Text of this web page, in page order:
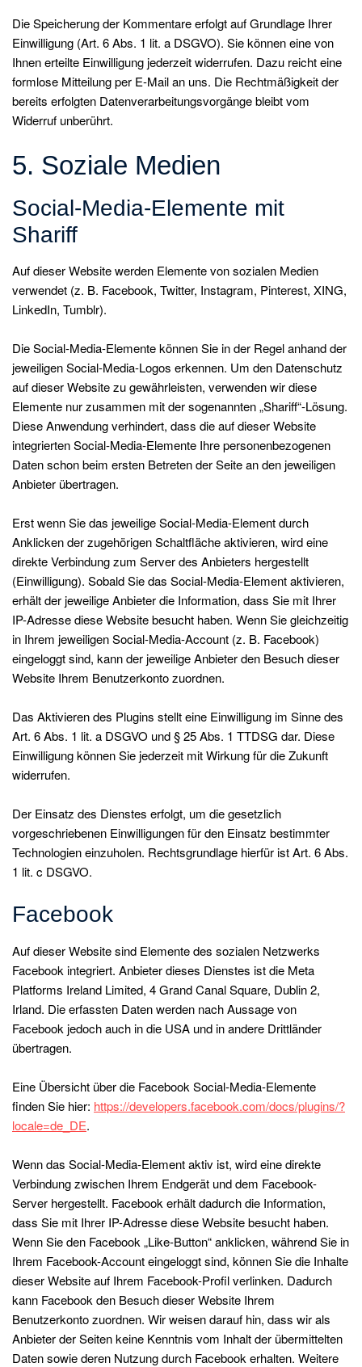
Die Speicherung der Kommentare erfolgt auf Grundlage Ihrer
Einwilligung (Art. 6 Abs. 1 lit. a DSGVO). Sie können eine von
Ihnen erteilte Einwilligung jederzeit widerrufen. Dazu reicht eine
formlose Mitteilung per E-Mail an uns. Die Rechtmäßigkeit der
bereits erfolgten Datenverarbeitungsvorgänge bleibt vom
Widerruf unberührt.
5. Soziale Medien
Social-Media-Elemente mit
Shariff
Auf dieser Website werden Elemente von sozialen Medien
verwendet (z. B. Facebook, Twitter, Instagram, Pinterest, XING,
LinkedIn, Tumblr).
Die Social-Media-Elemente können Sie in der Regel anhand der
jeweiligen Social-Media-Logos erkennen. Um den Datenschutz
auf dieser Website zu gewährleisten, verwenden wir diese
Elemente nur zusammen mit der sogenannten „Shariff“-Lösung.
Diese Anwendung verhindert, dass die auf dieser Website
integrierten Social-Media-Elemente Ihre personenbezogenen
Daten schon beim ersten Betreten der Seite an den jeweiligen
Anbieter übertragen.
Erst wenn Sie das jeweilige Social-Media-Element durch
Anklicken der zugehörigen Schaltfläche aktivieren, wird eine
direkte Verbindung zum Server des Anbieters hergestellt
(Einwilligung). Sobald Sie das Social-Media-Element aktivieren,
erhält der jeweilige Anbieter die Information, dass Sie mit Ihrer
IP-Adresse diese Website besucht haben. Wenn Sie gleichzeitig
in Ihrem jeweiligen Social-Media-Account (z. B. Facebook)
eingeloggt sind, kann der jeweilige Anbieter den Besuch dieser
Website Ihrem Benutzerkonto zuordnen.
Das Aktivieren des Plugins stellt eine Einwilligung im Sinne des
Art. 6 Abs. 1 lit. a DSGVO und § 25 Abs. 1 TTDSG dar. Diese
Einwilligung können Sie jederzeit mit Wirkung für die Zukunft
widerrufen.
Der Einsatz des Dienstes erfolgt, um die gesetzlich
vorgeschriebenen Einwilligungen für den Einsatz bestimmter
Technologien einzuholen. Rechtsgrundlage hierfür ist Art. 6 Abs.
1 lit. c DSGVO.
Facebook
Auf dieser Website sind Elemente des sozialen Netzwerks
Facebook integriert. Anbieter dieses Dienstes ist die Meta
Platforms Ireland Limited, 4 Grand Canal Square, Dublin 2,
Irland. Die erfassten Daten werden nach Aussage von
Facebook jedoch auch in die USA und in andere Drittländer
übertragen.
Eine Übersicht über die Facebook Social-Media-Elemente
finden Sie hier: https://developers.facebook.com/docs/plugins/?
locale=de_DE.
Wenn das Social-Media-Element aktiv ist, wird eine direkte
Verbindung zwischen Ihrem Endgerät und dem Facebook-
Server hergestellt. Facebook erhält dadurch die Information,
dass Sie mit Ihrer IP-Adresse diese Website besucht haben.
Wenn Sie den Facebook „Like-Button“ anklicken, während Sie in
Ihrem Facebook-Account eingeloggt sind, können Sie die Inhalte
dieser Website auf Ihrem Facebook-Profil verlinken. Dadurch
kann Facebook den Besuch dieser Website Ihrem
Benutzerkonto zuordnen. Wir weisen darauf hin, dass wir als
Anbieter der Seiten keine Kenntnis vom Inhalt der übermittelten
Daten sowie deren Nutzung durch Facebook erhalten. Weitere